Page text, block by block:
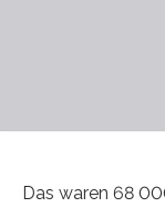
Das waren 68